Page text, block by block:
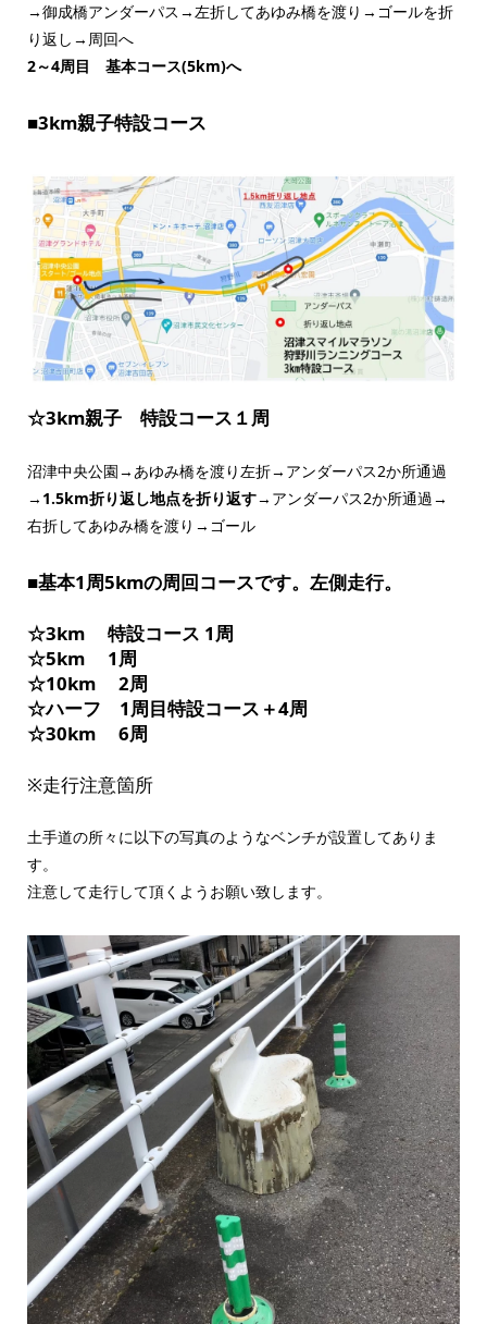
→御成橋アンダーパス→左折してあゆみ橋を渡り→ゴールを折
り返し→周回へ
2～4周目 基本コース(5km)へ
■3km親子特設コース
☆3km親子 特設コース１周
沼津中央公園→あゆみ橋を渡り左折→アンダーパス2か所通過
→ 1.5km折り返し地点を折り返す→アンダーパス2か所通過→
右折してあゆみ橋を渡り→ゴール
■基本1周5kmの周回コースです。左側走行。
☆3km 特設コース 1周
☆5km 1周
☆10km 2周
☆ハーフ 1周目特設コース＋4周
☆30km 6周
※走行注意箇所
土手道の所々に以下の写真のようなベンチが設置してありま
す。
​注意して走行して頂くよう​お願い致します。